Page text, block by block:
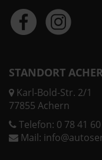
STANDORT
Karl-Bold-Str. 2/1
77855 Achern
Telefon: 0 78 41
Mail: